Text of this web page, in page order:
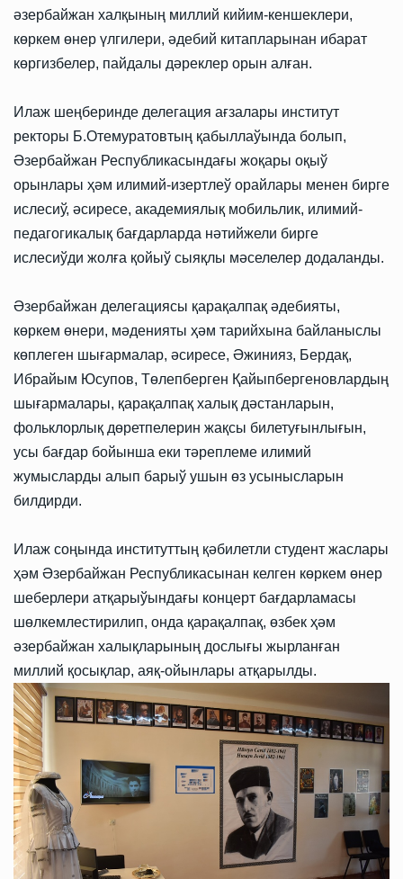
әзербайжан халқының миллий кийим-кеншеклери,
көркем өнер үлгилери, әдебий китапларынан ибарат
көргизбелер, пайдалы дәреклер орын алған.
Илаж шеңберинде делегация ағзалары институт
ректоры Б.Отемуратовтың қабыллаўында болып,
Әзербайжан Республикасындағы жоқары оқыў
орынлары ҳәм илимий-изертлеў орайлары менен бирге
ислесиў, әсиресе, академиялық мобильлик, илимий-
педагогикалық бағдарларда нәтийжели бирге
ислесиўди жолға қойыў сыяқлы мәселелер додаланды.
Әзербайжан делегациясы қарақалпақ әдебияты,
көркем өнери, мәденияты ҳәм тарийхына байланыслы
көплеген шығармалар, әсиресе, Әжинияз, Бердақ,
Ибрайым Юсупов, Төлепберген Қайыпбергеновлардың
шығармалары, қарақалпақ халық дәстанларын,
фольклорлық дөретпелерин жақсы билетуғынлығын,
усы бағдар бойынша еки тәреплеме илимий
жумысларды алып барыў ушын өз усынысларын
билдирди.
Илаж соңында институттың қәбилетли студент жаслары
ҳәм Әзербайжан Республикасынан келген көркем өнер
шеберлери атқарыўындағы концерт бағдарламасы
шөлкемлестирилип, онда қарақалпақ, өзбек ҳәм
әзербайжан халықларының дослығы жырланған
миллий қосықлар, аяқ-ойынлары атқарылды.